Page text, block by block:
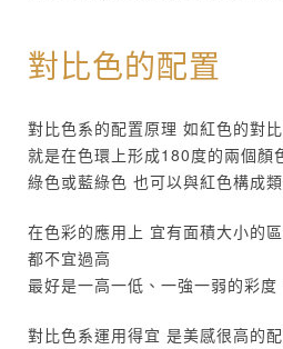
對比色的配置
對比色系的配置原理 如紅色的對
就是在色環上形成180度的兩個顏
綠色或藍綠色 也可以與紅色構成
在色彩的應用上 宜有面積大小的
都不宜過高
最好是一高一低、一強一弱的彩度
對比色系運用得宜 是美感很高的